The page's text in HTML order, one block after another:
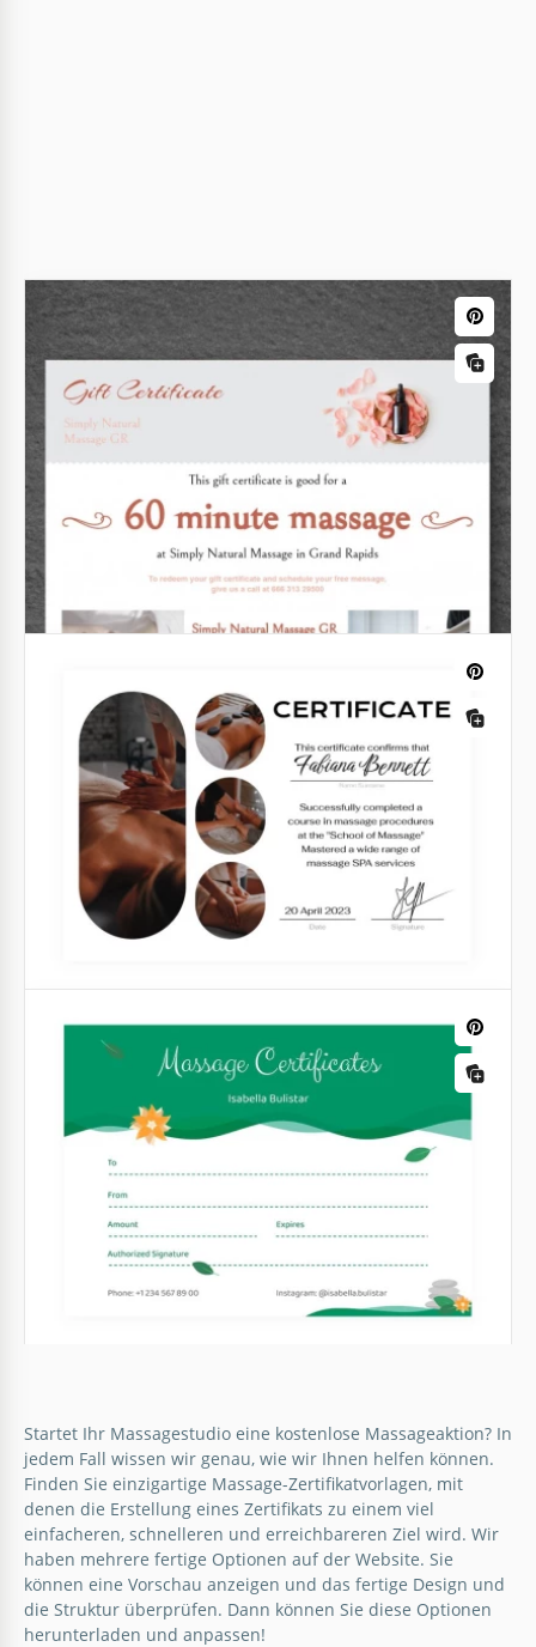
Wir können Ihnen versichern, dass ein Massage-
Zertifikat eines der besten Geschenke ist, die Sie der
Person, die Sie lieben, geben können.
Google Docs
Minimales Massagezertifikat
Wenn Ihre Autorenkurse zu Ende gehen und Sie
noch kein erfolgreiches Abschlusszertifikat erstellt
haben, dann gibt es eine Lösung.
Grüne Massage-Zertifikate
Bieten Sie das Geschenk der Entspannung und des
Wohlbefindens mit der "Green Massage Certificates
Template".
Startet Ihr Massagestudio eine kostenlose Massageaktion? In
jedem Fall wissen wir genau, wie wir Ihnen helfen können.
Finden Sie einzigartige Massage-Zertifikatvorlagen, mit
denen die Erstellung eines Zertifikats zu einem viel
einfacheren, schnelleren und erreichbareren Ziel wird. Wir
haben mehrere fertige Optionen auf der Website. Sie
können eine Vorschau anzeigen und das fertige Design und
die Struktur überprüfen. Dann können Sie diese Optionen
herunterladen und anpassen!